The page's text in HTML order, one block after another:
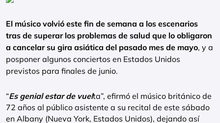
El músico volvió este fin de semana a los escenarios
tras de superar los problemas de salud que lo obligaron
a cancelar su gira asiática del pasado mes de mayo, y a
posponer algunos conciertos en Estados Unidos
previstos para finales de junio.
“Es genial estar de vuelta”, efirmó el músico británico de
72 años al público asistente a su recital de este sábado
en Albany (Nueva York, Estados Unidos), dejando así